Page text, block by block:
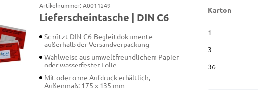
Artikelnummer: A0011249
Lieferscheintasche | DIN C6
Schützt DIN-C6-Begleitdokumente
außerhalb der Versandverpackung
Wahlweise aus umweltfreundlichem Papier
oder wasserfester Folie
Mit oder ohne Aufdruck erhältlich,
Außenmaß: 175 x 135 mm
Karton
1
3
36